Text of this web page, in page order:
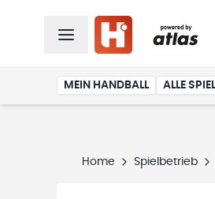
MEIN HANDBALL ALLE
Home Spielbetrieb